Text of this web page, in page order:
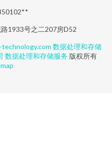
1933号之二207房D52
数据处理和存储
数据处理和存储服务 版权所有